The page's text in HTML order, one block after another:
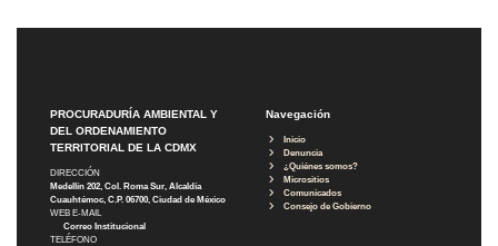
PROCURADURÍA AMBIENTAL Y
DEL ORDENAMIENTO
TERRITORIAL DE LA CDMX
DIRECCIÓN
Medellín 202, Col. Roma Sur, Alcaldía
Cuauhtémoc, C.P. 06700, Ciudad de México
WEB E-MAIL
Correo Institucional
TELÉFONO
Navegación
Inicio
Denuncia
¿Quiénes somos?
Micrositios
Comunicados
Consejo de Gobierno